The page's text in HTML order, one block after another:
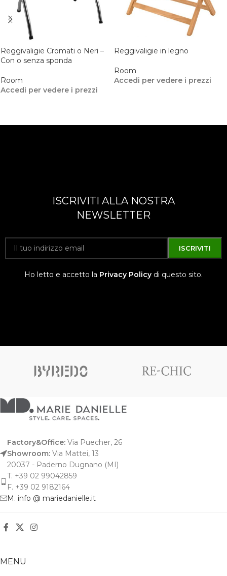
Reggivaligie Cromati o Neri –
Con o senza sponda
Room
Accedi per vedere i prezzi
Reggivaligie in legno
Room
Accedi per vedere i prezzi
ISCRIVITI ALLA NOSTRA
NEWSLETTER
Ho letto e accetto la Privacy Policy di questo sito.
Factory&Office: Via Puecher, 26
Showroom: Via Mattei, 13
20037 - Paderno Dugnano (MI)
T. +39 02 99042859
F. +39 02 9182164
M. info @ mariedanielle.it
MENU